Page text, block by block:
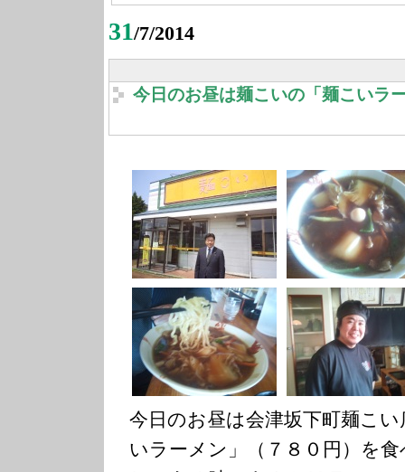
31/7/2014
今日のお昼は麺こいの「麺こいラ
今日のお昼は会津坂下町麺こ
いラーメン」（７８０円）を